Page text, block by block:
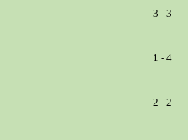
3 - 3
1 - 4
2 - 2